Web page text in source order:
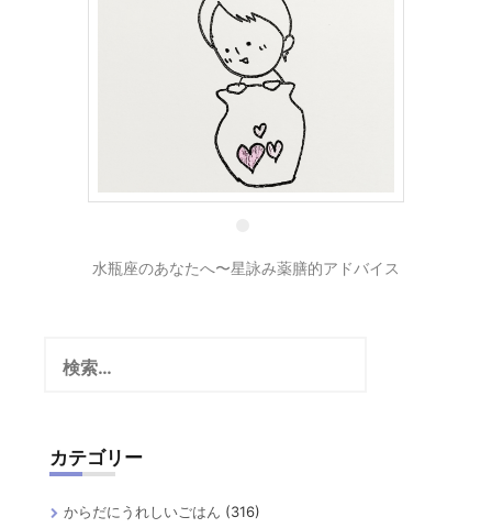
9 3月
水瓶座のあなたへ〜星詠み薬膳的アドバイス
カテゴリー
からだにうれしいごはん (316)